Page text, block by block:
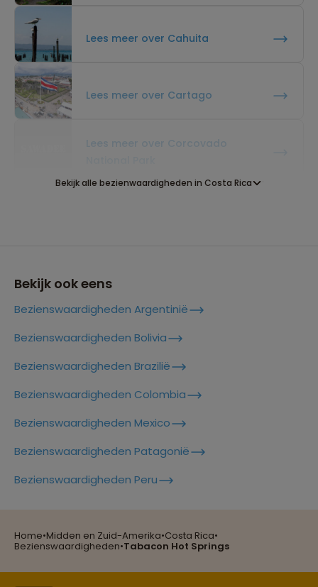
Home•Midden en Zuid-Amerika•Costa Rica•
Bezienswaardigheden•Tabacon Hot Springs
Lees meer over Cahuita
Lees meer over Cartago
Lees meer over Corcovado
Lees meer over Jaguar Rescue
Center
Lees meer over La Fortuna & de
Lees meer over Manuel Antonio
Bekijk alle bezienwaardigheden in Costa Rica
Bekijk ook eens
Bezienswaardigheden Argentinië
Bezienswaardigheden Bolivia
Bezienswaardigheden Brazilië
Bezienswaardigheden Colombia
Bezienswaardigheden Mexico
Bezienswaardigheden Patagonië
Bezienswaardigheden Peru
Reizen met oog voor mens, cultuur en milieu
Groepsreizen mét indivuele vrijheid